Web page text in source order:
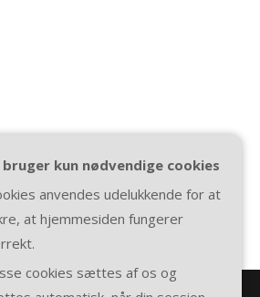
bruger kun nødvendige cookies
anvendes udelukkende for at
at hjemmesiden fungerer
cookies sættes af os og